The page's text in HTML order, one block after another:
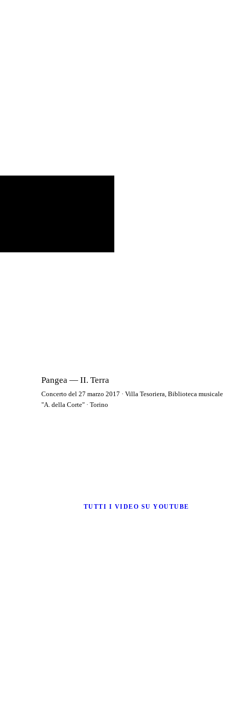
Pangea — II. Terra
Concerto del 27 marzo 2017 · Villa Tesoriera, Biblioteca musicale
"A. della Corte" · Torino
TUTTI I VIDEO SU YOUTUBE